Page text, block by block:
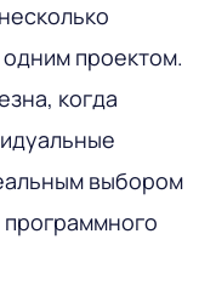
проектом.
когда
выбором